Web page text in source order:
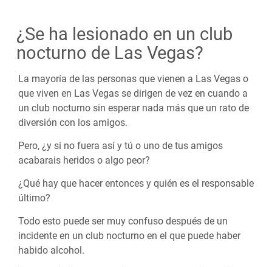
¿Se ha lesionado en un club
nocturno de Las Vegas?
La mayoría de las personas que vienen a Las Vegas o
que viven en Las Vegas se dirigen de vez en cuando a
un club nocturno sin esperar nada más que un rato de
diversión con los amigos.
Pero, ¿y si no fuera así y tú o uno de tus amigos
acabarais heridos o algo peor?
¿Qué hay que hacer entonces y quién es el responsable
último?
Todo esto puede ser muy confuso después de un
incidente en un club nocturno en el que puede haber
habido alcohol.